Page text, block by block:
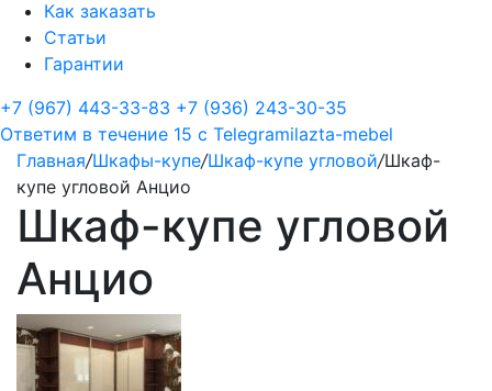
Как заказать
Статьи
Гарантии
+7 (967) 443-33-83 +7 (936) 243-30-35
Ответим в течение 15 с Telegramilazta-mebel
Главная/Шкафы-купе/Шкаф-купе угловой/Шкаф-
купе угловой Анцио
Шкаф-купе угловой
Анцио